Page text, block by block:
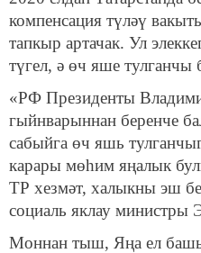
компенсация түләү
тапкыр артачак. Ул
түгел, ә өч яше тулганчы
«РФ Президенты
гыйнварыннан беренче
сабыйга өч яшь
карары мөһим яңалык
ТР хезмәт, халыкны эш
социаль яклау министры
Моннан тыш, Яңа ел